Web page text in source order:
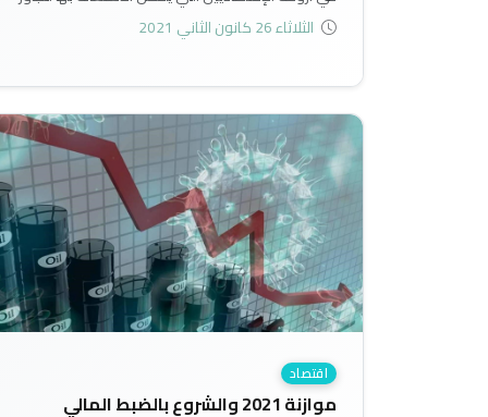
الأزمة الخانقة التي يمر بها الإقتصاد العراقي مع عدم
إغفال اصلاحات الورقة البيضاء التي تتطلب ارادة سياسة
العامة هي الأداة التخطيطية التي توجه جميع مفاصل
الإقتصاد العراقي نحو الأصلاح ودفعه نحو مسيرة النمو
والتنمية الإقتصادية..
الثلاثاء 26 كانون الثاني 2021
اقتصاد
موازنة 2021 والشروع بالضبط المالي